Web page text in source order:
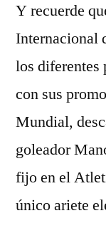
Y recuerde
Internacional
los diferentes
con sus
Mundial,
goleador
fijo en el
único ariete